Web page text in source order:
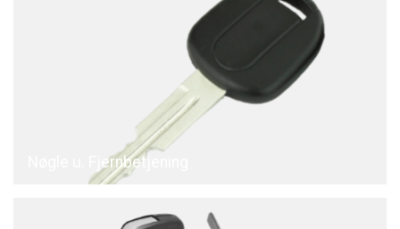
Nøgle u. Fjernbetjening